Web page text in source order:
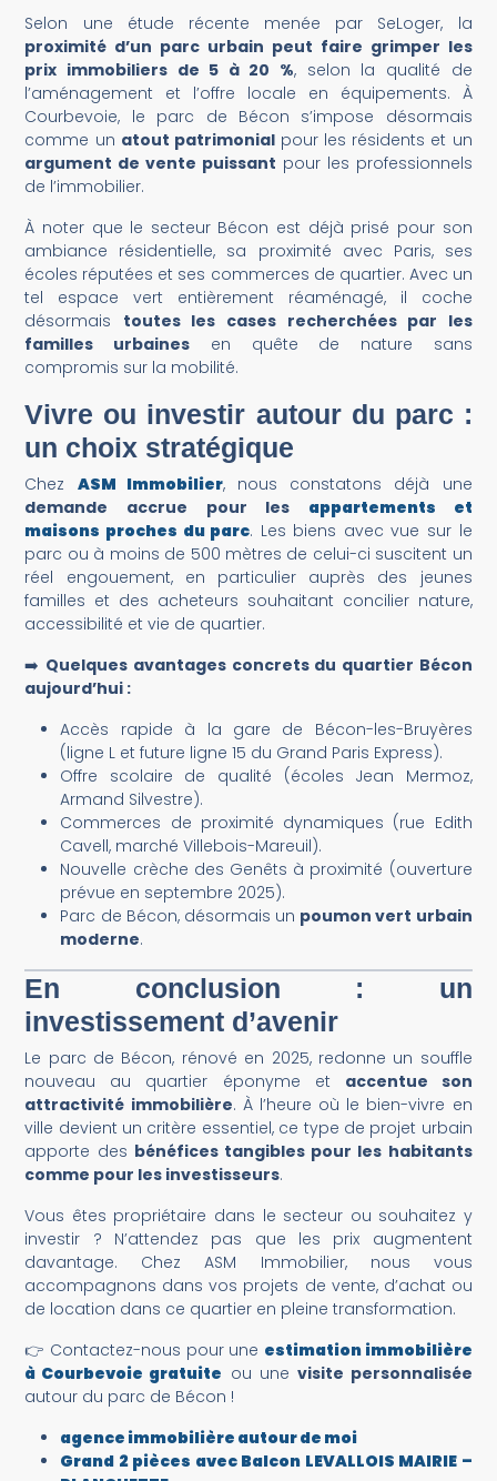
Selon une étude récente menée par SeLoger, la
proximité d’un parc urbain peut faire grimper les
prix immobiliers de 5 à 20 %, selon la qualité de
l’aménagement et l’offre locale en équipements. À
Courbevoie, le parc de Bécon s’impose désormais
comme un atout patrimonialpour les résidents et un
argument de vente puissant pour les professionnels
de l’immobilier.
À noter que le secteur Bécon est déjà prisé pour son
ambiance résidentielle, sa proximité avec Paris, ses
écoles réputées et ses commerces de quartier. Avec un
tel espace vert entièrement réaménagé, il coche
désormais toutes les cases recherchées par les
familles urbaines en quête de nature sans
compromis sur la mobilité.
Vivre ou investir autour du parc :
un choix stratégique
Chez ASM Immobilier, nous constatons déjà une
demande accrue pour les appartements et
maisons proches du parc. Les biens avec vue sur le
parc ou à moins de 500 mètres de celui-ci suscitent un
réel engouement, en particulier auprès des jeunes
familles et des acheteurs souhaitant concilier nature,
accessibilité et vie de quartier.
➡️ Quelques avantages concrets du quartier Bécon
aujourd’hui :
Accès rapide à la gare de Bécon-les-Bruyères
(ligne L et future ligne 15 du Grand Paris Express).
Offre scolaire de qualité (écoles Jean Mermoz,
Armand Silvestre).
Commerces de proximité dynamiques (rue Edith
Cavell, marché Villebois-Mareuil).
Nouvelle crèche des Genêts à proximité (ouverture
prévue en septembre 2025).
Parc de Bécon, désormais un poumon vert urbain
moderne.
En conclusion : un
investissement d’avenir
Le parc de Bécon, rénové en 2025, redonne un souffle
nouveau au quartier éponyme et accentue son
attractivité immobilière. À l’heure où le bien-vivre en
ville devient un critère essentiel, ce type de projet urbain
apporte des bénéfices tangibles pour les habitants
comme pour les investisseurs.
Vous êtes propriétaire dans le secteur ou souhaitez y
investir ? N’attendez pas que les prix augmentent
davantage. Chez ASM Immobilier, nous vous
accompagnons dans vos projets de vente, d’achat ou
de location dans ce quartier en pleine transformation.
👉 Contactez-nous pour une estimation immobilière
à Courbevoie gratuite ou une visite personnalisée
autour du parc de Bécon !
agence immobilière autour de moi
Grand 2 pièces avec Balcon LEVALLOIS MAIRIE –